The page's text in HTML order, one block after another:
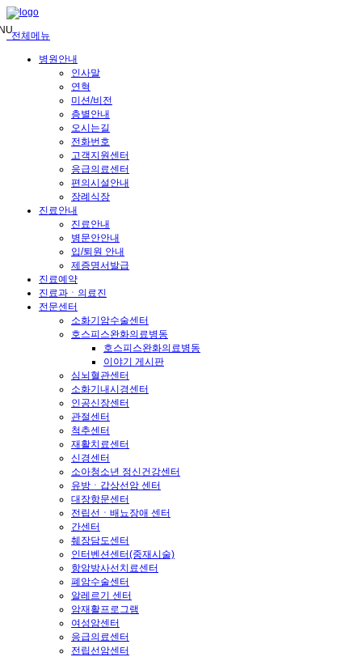
메
뉴
건
전체메뉴
병원안내
인사말
연혁
미션/비전
층별안내
오시는길
전화번호
고객지원센터
응급의료센터
편의시설안내
장례식장
진료안내
진료안내
병문안안내
입/퇴원 안내
제증명서발급
진료예약
진료과ㆍ의료진
전문센터
소화기암수술센터
호스피스완화의료병동
호스피스완화의료병동
이야기 게시판
심뇌혈관센터
소화기내시경센터
인공신장센터
관절센터
척추센터
재활치료센터
신경센터
소아청소년 정신건강센터
유방ㆍ갑상선암 센터
대장항문센터
전립선ㆍ배뇨장애 센터
간센터
췌장담도센터
인터벤션센터(중재시술)
항암방사선치료센터
폐암수술센터
알레르기 센터
암재활프로그램
여성암센터
응급의료센터
전립선암센터